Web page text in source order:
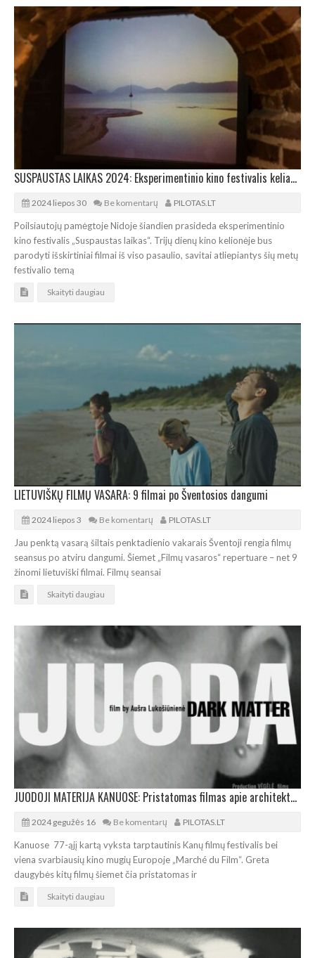
SUSPAUSTAS LAIKAS 2024: Eksperimentinio kino festivalis keliasi į Nidą
2024 liepos 30 Be komentarų PILOTAS.LT
Poilsiautojų pamėgtoje Nidoje šiandien prasideda eksperimentinio
kino festivalis „Suspaustas laikas“. Trijų dienų kino kelionėje bus
parodyti išskirtiniai filmai iš viso pasaulio, savitai atliepiantys šių metų
festivalio temą
Skaityti daugiau
LIETUVIŠKŲ FILMŲ VASARA: 9 filmai po Šventosios dangumi
2024 liepos 3 Be komentarų PILOTAS.LT
Jau penktą vasarą šiltais penktadienio vakarais Šventoji rengia filmų
seansus po atviru dangumi. Šiemet „Filmų vasaros“ repertuare – net 9
žinomi lietuviški filmai. Filmų seansai
Skaityti daugiau
JUODOJI MATERIJA KANUOSE: Pristatomas filmas apie architektą vizionierių Valdą Ozarinską
2024 gegužės 16 Be komentarų PILOTAS.LT
Kanuose 77-ąjį kartą vyksta tarptautinis Kanų filmų festivalis bei
viena svarbiausių kino mugių Europoje „Marché du Film“. Greta
daugybės kitų filmų šiemet čia pristatomas ir
Skaityti daugiau